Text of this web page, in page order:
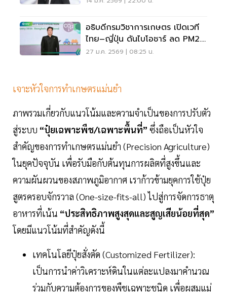
อธิบดีกรมวิชาการเกษตร เปิดเวที
ไทย–ญี่ปุ่น ดันไบโอชาร์ ลด PM2.5
สู่คาร์บอนเครดิต
27 ม.ค. 2569 | 08:25 น.
เจาะหัวใจการทำเกษตรแม่นยำ
ภาพรวมเกี่ยวกับแนวโน้มและความจำเป็นของการปรับตัว
สู่ระบบ “ปุ๋ยเฉพาะพืช/เฉพาะพื้นที่” ซึ่งถือเป็นหัวใจ
สำคัญของการทำเกษตรแม่นยำ (Precision Agriculture)
ในยุคปัจจุบัน เพื่อรับมือกับต้นทุนการผลิตที่สูงขึ้นและ
ความผันผวนของสภาพภูมิอากาศ เราก้าวข้ามยุคการใช้ปุ๋ย
สูตรครอบจักรวาล (One-size-fits-all) ไปสู่การจัดการธาตุ
อาหารที่เน้น “ประสิทธิภาพสูงสุดและสูญเสียน้อยที่สุด”
โดยมีแนวโน้มที่สำคัญดังนี้
เทคโนโลยีปุ๋ยสั่งตัด (Customized Fertilizer):
เป็นการนำค่าวิเคราะห์ดินในแต่ละแปลงมาคำนวณ
ร่วมกับความต้องการของพืชเฉพาะชนิด เพื่อผสมแม่